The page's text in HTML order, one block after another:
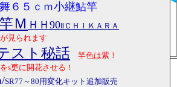
６５ｃｍ小継鮎竿
Ｍ ＨＨ90 ⅡＣＨＩＫＡＲＡ
見られます
スト秘話 竿色は紫！
s更に開花させる！
SR77 ～80用変化キット追加販売